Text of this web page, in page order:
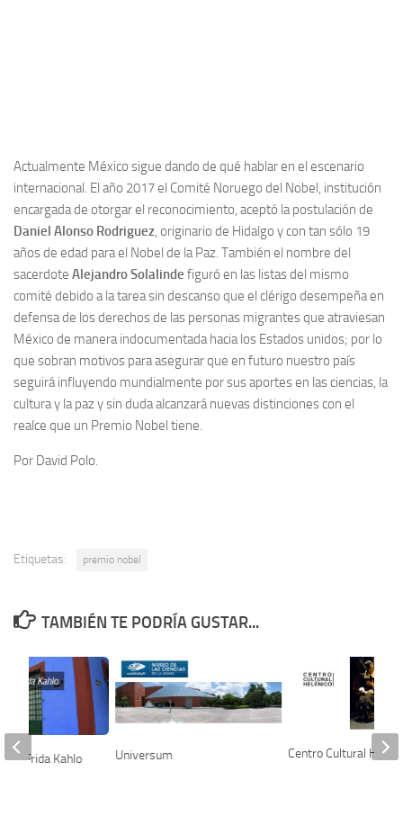
Actualmente México sigue dando de qué hablar en el escenario
internacional. El año 2017 el Comité Noruego del Nobel, institución
encargada de otorgar el reconocimiento, aceptó la postulación de
Daniel Alonso Rodriguez , originario de Hidalgo y con tan sólo 19
años de edad para el Nobel de la Paz. También el nombre del
sacerdote Alejandro Solalinde figuró en las listas del mismo
comité debido a la tarea sin descanso que el clérigo desempeña en
defensa de los derechos de las personas migrantes que atraviesan
México de manera indocumentada hacia los Estados unidos; por lo
que sobran motivos para asegurar que en futuro nuestro país
seguirá influyendo mundialmente por sus aportes en las ciencias, la
cultura y la paz y sin duda alcanzará nuevas distinciones con el
realce que un Premio Nobel tiene.
Por David Polo.
Etiquetas: premio nobel
TAMBIÉN TE PODRÍA GUSTAR...
Universum Centro Cultural
de Frida Kahlo